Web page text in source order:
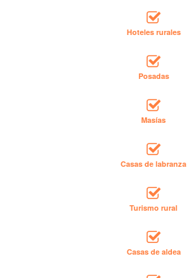
Hoteles rurales
Posadas
Masías
Casas de labranza
Turismo rural
Casas de aldea